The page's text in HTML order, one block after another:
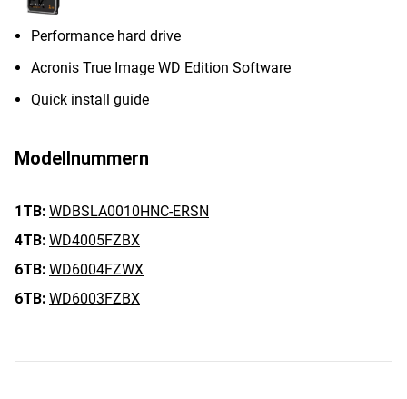
Performance hard drive
Acronis True Image WD Edition Software
Quick install guide
Modellnummern
1TB: WDBSLA0010HNC-ERSN
4TB: WD4005FZBX
6TB: WD6004FZWX
6TB: WD6003FZBX